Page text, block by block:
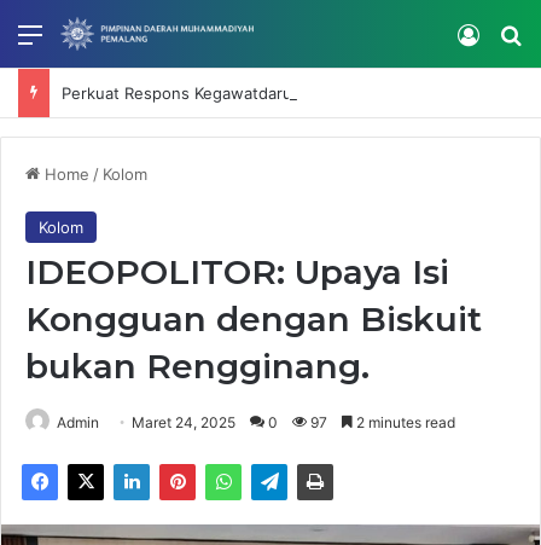
Menu Log In
Home / Kolom
Kolom
IDEOPOLITOR: Upaya Isi
Kongguan dengan Biskuit
bukan Rengginang.
Admin Maret 24, 2025 0 97 2 minutes read